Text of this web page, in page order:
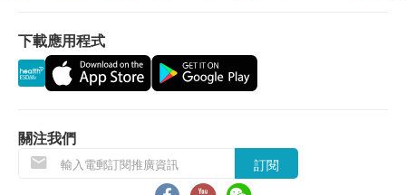
直接到達的地點及備有升降機能直接到達或步行不
多於20級樓梯之樓層。
位於無升降機設施的樓層或相應的送貨路程，由第
費及每層每支貨品港幣5元的行政費。
訂購須知
健康網購health.ESDlife只接受在香港的指定送貨
下載應用程式
關注我們
訂閱